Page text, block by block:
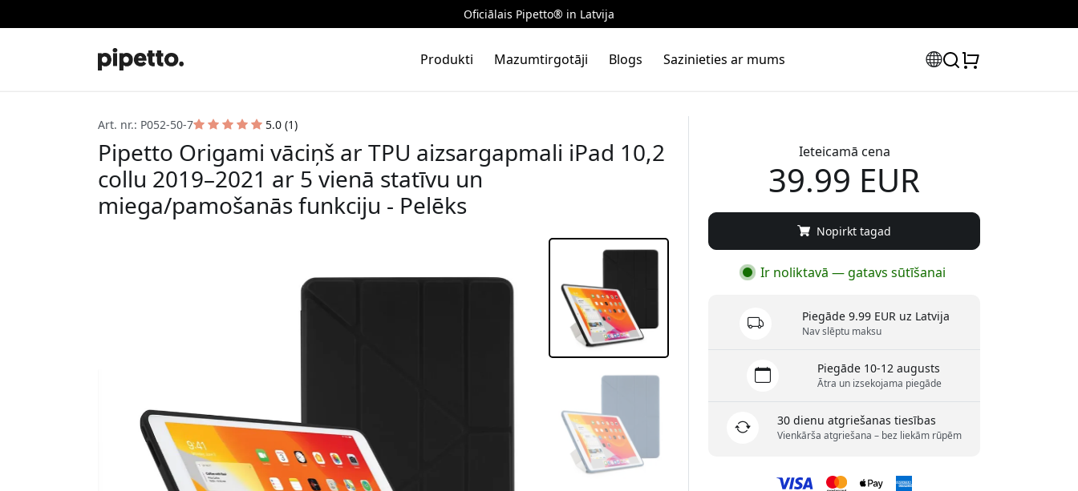
Oficiālais Pipetto® in Latvija
Produkti Mazumtirgotāji Blogs Sazinieties ar mums
Art. nr.: P052-50-7 5.0 (1)
Pipetto Origami vāciņš ar TPU aizsargapmali iPad 10,2
collu 2019–2021 ar 5 vienā statīvu un
miega/pamošanās funkciju - Pelēks
Ieteicamā cena
39.99 EUR
Nopirkt tagad
Ir noliktavā — gatavs sūtīšanai
Piegāde 9.99 EUR uz Latvija
Nav slēptu maksu
Piegāde 10-12 augusts
Ātra un izsekojama piegāde
30 dienu atgriešanas tiesības
Vienkārša atgriešana – bez liekām rūpēm